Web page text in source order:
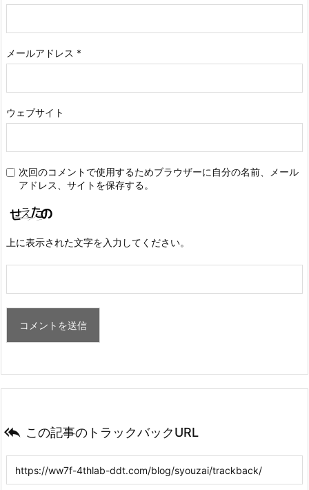
メールアドレス *
ウェブサイト
次回のコメントで使用するためブラウザーに自分の名前、メール
アドレス、サイトを保存する。
上に表示された文字を入力してください。
 この記事のトラックバックURL